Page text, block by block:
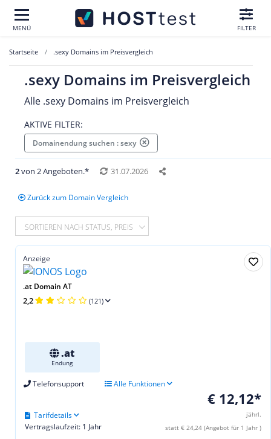
MENÜ FILTER
Startseite .sexy Domains im Preisvergleich
.sexy Domains im Preisvergleich
Alle .sexy Domains im Preisvergleich
AKTIVE FILTER:
Domainendung suchen : sexy
2von 2 Angeboten.* 31.07.2026
Zurück zum Domain Vergleich
SORTIEREN NACH STATUS, PREIS
Anzeige
.at Domain AT
2,2 (121)
.at
Endung
Telefonsupport Alle Funktionen
€ 12,12*
jährl.
statt € 24,24 (Angebot für 1 Jahr )
Vertragslaufzeit: 1 Jahr
Tarifdetails